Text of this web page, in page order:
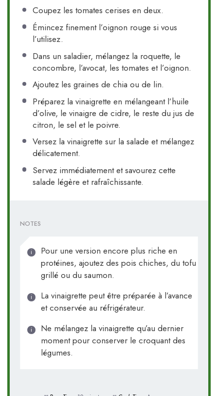
Coupez les tomates cerises en deux.
Émincez finement l’oignon rouge si vous
l’utilisez.
Dans un saladier, mélangez la roquette, le
concombre, l’avocat, les tomates et l’oignon.
Ajoutez les graines de chia ou de lin.
Préparez la vinaigrette en mélangeant l’huile
d’olive, le vinaigre de cidre, le reste du jus de
citron, le sel et le poivre.
Versez la vinaigrette sur la salade et mélangez
délicatement.
Servez immédiatement et savourez cette
salade légère et rafraîchissante.
NOTES
Pour une version encore plus riche en
protéines, ajoutez des pois chiches, du tofu
grillé ou du saumon.
La vinaigrette peut être préparée à l’avance
et conservée au réfrigérateur.
Ne mélangez la vinaigrette qu’au dernier
moment pour conserver le croquant des
légumes.